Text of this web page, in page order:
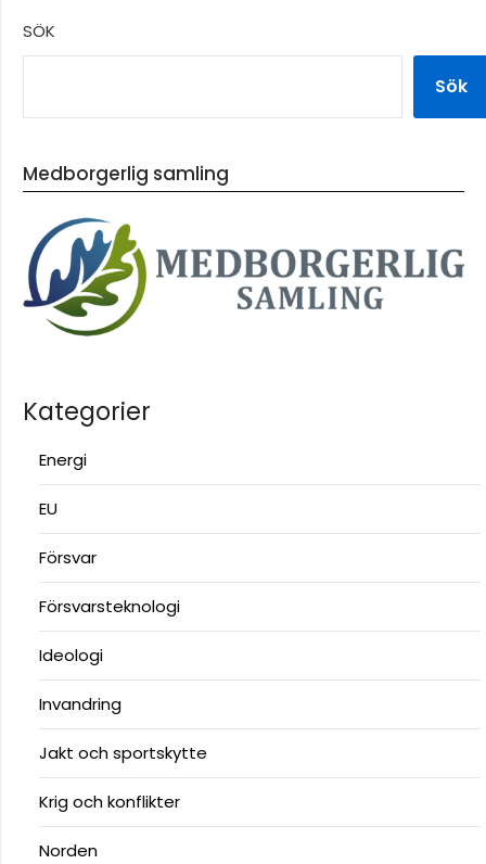
SÖK
Sök
Medborgerlig samling
Kategorier
Energi
EU
Försvar
Försvarsteknologi
Ideologi
Invandring
Jakt och sportskytte
Krig och konflikter
Norden